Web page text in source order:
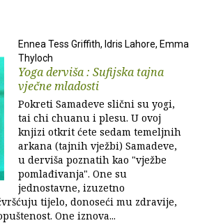
Ennea Tess Griffith, Idris Lahore, Emma
Thyloch
Yoga derviša : Sufijska tajna
vječne mladosti
Pokreti Samadeve slični su yogi,
tai chi chuanu i plesu. U ovoj
knjizi otkrit ćete sedam temeljnih
arkana (tajnih vježbi) Samadeve,
u derviša poznatih kao "vježbe
pomlađivanja". One su
jednostavne, izuzetno
tijelo, donoseći mu zdravije,
One iznova...